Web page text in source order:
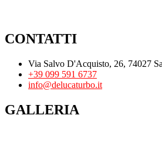
CONTATTI
Via Salvo D'Acquisto, 26, 74027
+39 099 591 6737
info@delucaturbo.it
GALLERIA